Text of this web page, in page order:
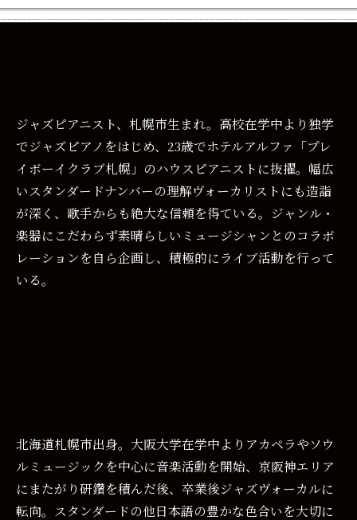
ジャズピアニスト、札幌市生まれ。高校在学中より独学
でジャズピアノをはじめ、23歳でホテルアルファ「プレ
イボーイクラブ札幌」のハウスピアニストに抜擢。幅広
いスタンダードナンバーの理解ヴォーカリストにも造詣
が深く、歌手からも絶大な信頼を得ている。ジャンル・
楽器にこだわらず素晴らしいミュージシャンとのコラボ
レーションを自ら企画し、積極的にライブ活動を行って
いる。
北海道札幌市出身。大阪大学在学中よりアカペラやソウ
ルミュージックを中心に音楽活動を開始、京阪神エリア
にまたがり研鑽を積んだ後、卒業後ジャズヴォーカルに
転向。スタンダードの他日本語の豊かな色合いを大切に